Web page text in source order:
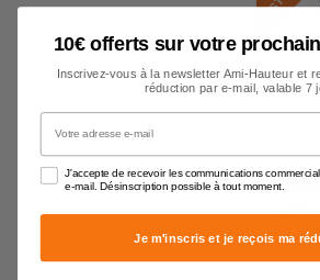
Prix
10€ offerts sur votre
Inscrivez-vous à la newsletter Ami-Hauteur et
réduction par e-mail, valable 7
Votre adresse e-mail
J'accepte de recevoir les communications
e-mail. Désinscription possible à tout moment.
Je m'inscris et je reçois ma